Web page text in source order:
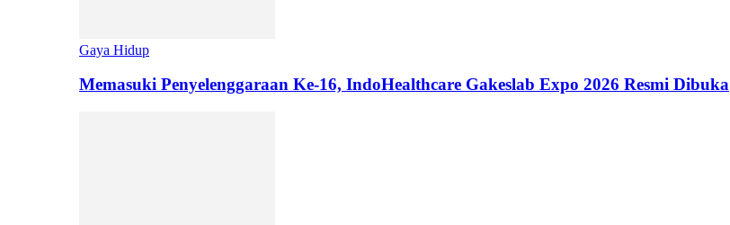
Gaya Hidup
Memasuki Penyelenggaraan Ke-16, IndoHealthcare Gakeslab Expo 2026 Resmi Dibuka